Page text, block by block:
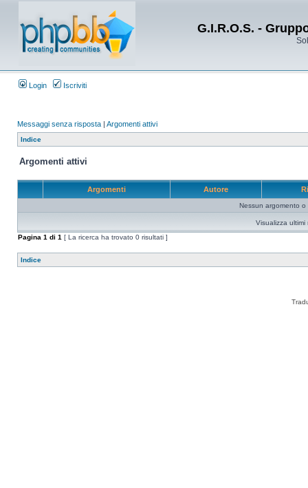
G.I.R.O.S. -
Login Iscriviti
Messaggi senza risposta | Argomenti attivi
Indice
Argomenti attivi
Argomenti Autore
Nessun argomento o
Visualizza ultimi
Pagina 1 di 1 [ La ricerca ha trovato 0 risultati ]
Indice